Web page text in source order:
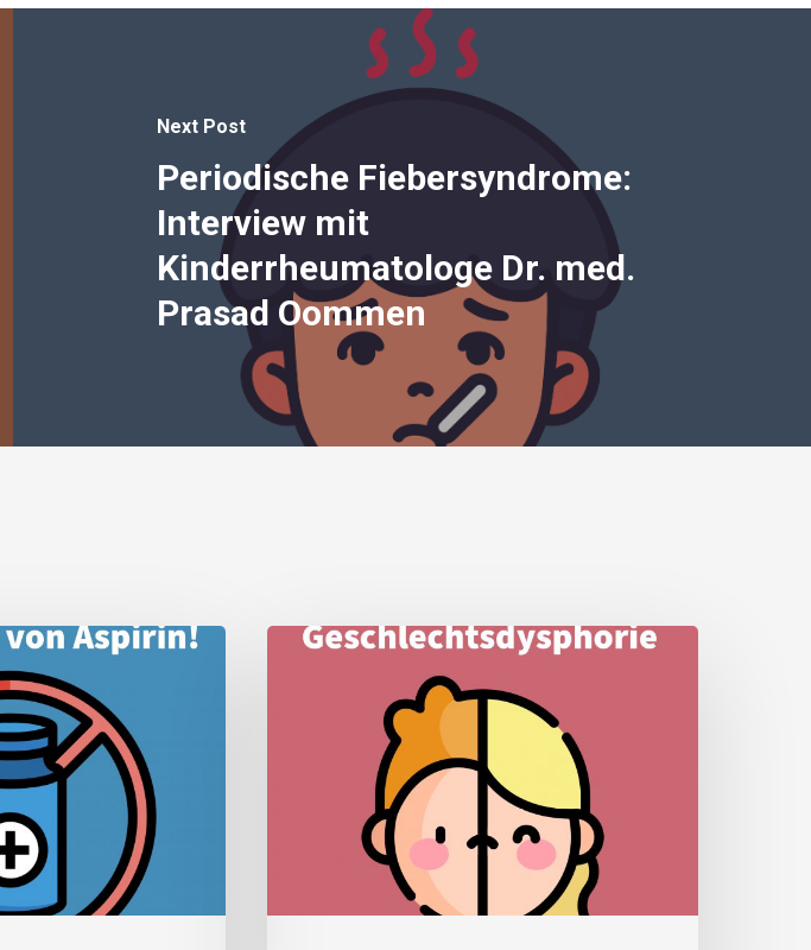
Next Post
Periodische Fiebersyndrome:
Interview mit
Kinderrheumatologe Dr. med.
Prasad Oommen